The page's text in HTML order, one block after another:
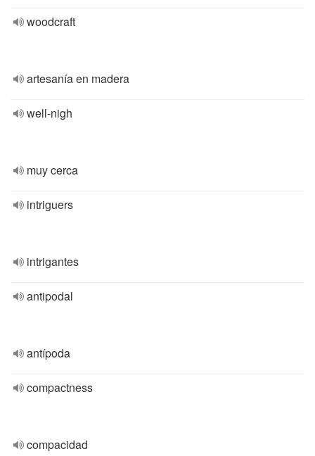
woodcraft
artesanía en madera
well-nigh
muy cerca
intriguers
intrigantes
antipodal
antípoda
compactness
compacidad